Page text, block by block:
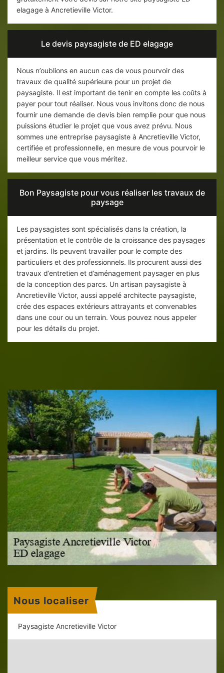
elagage à Ancretieville Victor.
Le devis paysagiste de ED elagage
Nous n’oublions en aucun cas de vous pourvoir des
travaux de qualité supérieure pour un projet de
paysagiste. Il est important de tenir en compte les coûts à
payer pour tout réaliser. Nous vous invitons donc de nous
fournir une demande de devis bien remplie pour que nous
puissions étudier le projet que vous avez prévu. Nous
sommes une entreprise paysagiste à Ancretieville Victor,
certifiée et professionnelle, en mesure de vous pourvoir le
meilleur service que vous méritez.
Bon Paysagiste pour vous réaliser les travaux de
paysage
Les paysagistes sont spécialisés dans la création, la
présentation et le contrôle de la croissance des paysages
et jardins. Ils peuvent travailler pour le compte des
particuliers et des professionnels. Ils procurent aussi des
travaux d’entretien et d’aménagement paysager en plus
de la conception des parcs. Un artisan paysagiste à
Ancretieville Victor, aussi appelé architecte paysagiste,
crée des espaces extérieurs attrayants et convenables
dans une cour ou un terrain. Vous pouvez nous appeler
pour les détails du projet.
Nous localiser
Paysagiste Ancretieville Victor